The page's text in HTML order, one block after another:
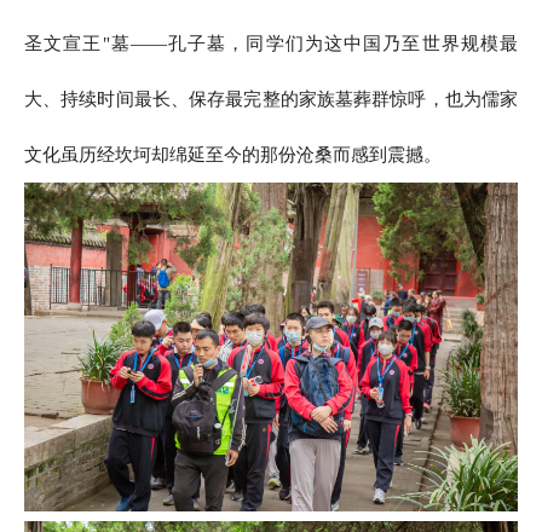
圣文宣王"墓——孔子墓，同学们为这中国乃至世界规模最
大、持续时间最长、保存最完整的家族墓葬群惊呼，也为儒家
文化虽历经坎坷却绵延至今的那份沧桑而感到震撼。